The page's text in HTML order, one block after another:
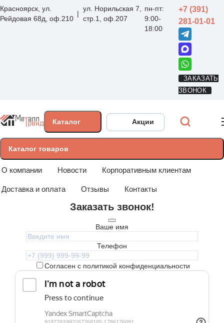
Красноярск, ул.
Рейдовая 68д, оф.210
ул. Норильская 7,
стр.1, оф.207
пн-пт:
9:00-
18:00
+7 (391)
281-01-01
ЗАКАЗАТЬ
ЗВОНОК
Каталог Акции
Каталог товаров
О компании Новости Корпоративным клиентам
Доставка и оплата Отзывы Контакты
Заказать звонок!
Ваше имя
Телефон
Согласен с политикой конфиденциальности